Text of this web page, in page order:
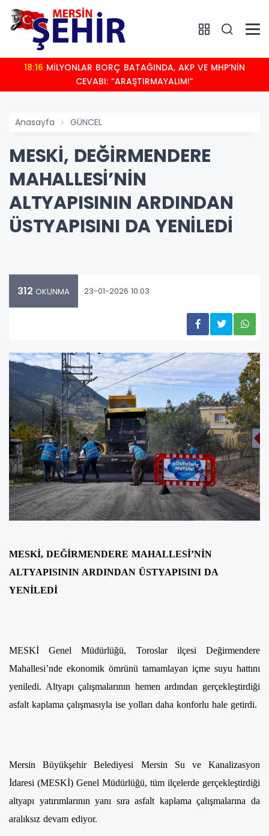
18:16
CEVABI: “ARAŞTIRMAYALIM!”
Anasayfa GÜNCEL
MESKİ, DEĞİRMENDERE
MAHALLESİ’NİN
ALTYAPISININ ARDINDAN
ÜSTYAPISINI DA YENİLEDİ
312 OKUNMA 23-01-2026 10:03
MESKİ, DEĞİRMENDERE MAHALLESİ’NİN
ALTYAPISININ ARDINDAN ÜSTYAPISINI DA
YENİLEDİ
MESKİ Genel Müdürlüğü, Toroslar ilçesi Değirmendere
Mahallesi’nde ekonomik ömrünü tamamlayan içme suyu hattını
yeniledi. Altyapı çalışmalarının hemen ardından gerçekleştirdiği
asfalt kaplama çalışmasıyla ise yolları daha konforlu hale getirdi.
Mersin Büyükşehir Belediyesi Mersin Su ve Kanalizasyon
İdaresi (MESKİ) Genel Müdürlüğü, tüm ilçelerde gerçekleştirdiği
altyapı yatırımlarının yanı sıra asfalt kaplama çalışmalarına da
aralıksız devam ediyor.